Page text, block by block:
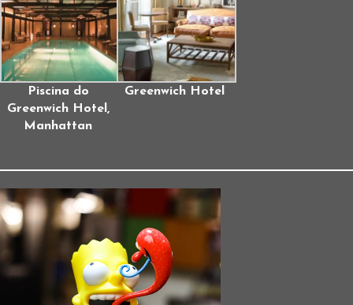
Piscina do
Greenwich Hotel,
Manhattan
Greenwich Hotel